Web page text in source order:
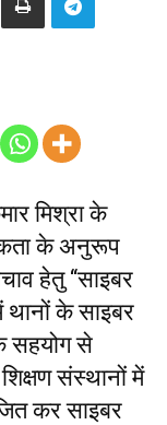
मिश्रा के
के अनुरूप
हेतु ‘‘साइबर
थानों के साइबर
सहयोग से
संस्थानों में
कर साइबर